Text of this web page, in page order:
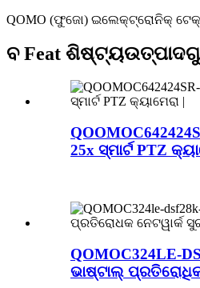
QOMO (ଫୁଜୋ) ଇଲେକ୍ଟ୍ରୋନିକ୍
ବ Feat ଶିଷ୍ଟ୍ୟ
25x ସ୍ମାର୍ଟ PTZ
QOMOC324LE-
ଭାଷ୍ଟାଲ୍ ପ୍ରତିରୋଧିକ